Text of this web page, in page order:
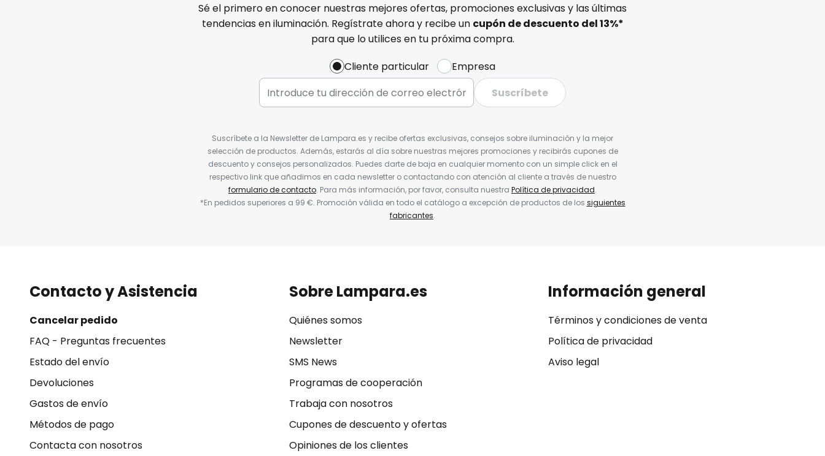
Sé el primero en conocer nuestras mejores ofertas, promociones exclusivas y las últimas
tendencias en iluminación. Regístrate ahora y recibe un cupón de descuento del13%*
para que lo utilices en tu próxima compra.
Cliente particular
Empresa
Suscríbete
Suscríbete a la Newsletter de Lampara.es y recibe ofertas exclusivas, consejos sobre iluminación y la mejor
selección de productos. Además, estarás al día sobre nuestras mejores promociones y recibirás cupones de
descuento y consejos personalizados. Puedes darte de baja en cualquier momento con un simple click en el
respectivo link que añadimos en cada newsletter o contactando con atención al cliente a través de nuestro
formulario de contacto. Para más información, por favor, consulta nuestra Política de privacidad.
*En pedidos superiores a 99 €. Promoción válida en todo el catálogo a excepción de productos de los siguientes
fabricantes.
Contacto y Asistencia
Cancelar pedido
FAQ - Preguntas frecuentes
Estado del envío
Devoluciones
Gastos de envío
Métodos de pago
Contacta con nosotros
Sobre Lampara.es
Quiénes somos
Newsletter
SMS News
Programas de cooperación
Trabaja con nosotros
Cupones de descuento y ofertas
Opiniones de los clientes
Información general
Términos y condiciones de venta
Política de privacidad
Aviso legal